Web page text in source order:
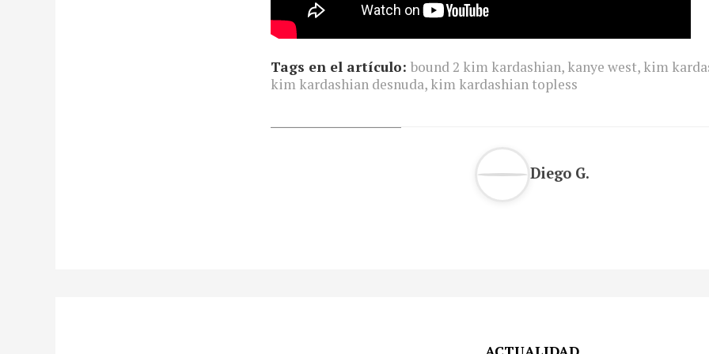
Tags en el artículo: bound 2 kim kardashian, kanye west, kim
kim kardashian desnuda, kim kardashian topless
Diego G.